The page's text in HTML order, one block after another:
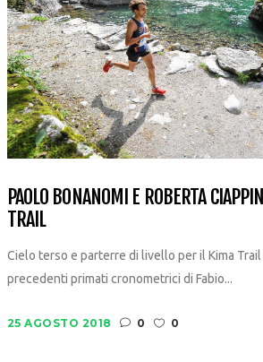
PAOLO BONANOMI E ROBERTA
TRAIL
Cielo terso e parterre di livello per il Kima
precedenti primati cronometrici di Fabio...
25 AGOSTO 2018 0 0